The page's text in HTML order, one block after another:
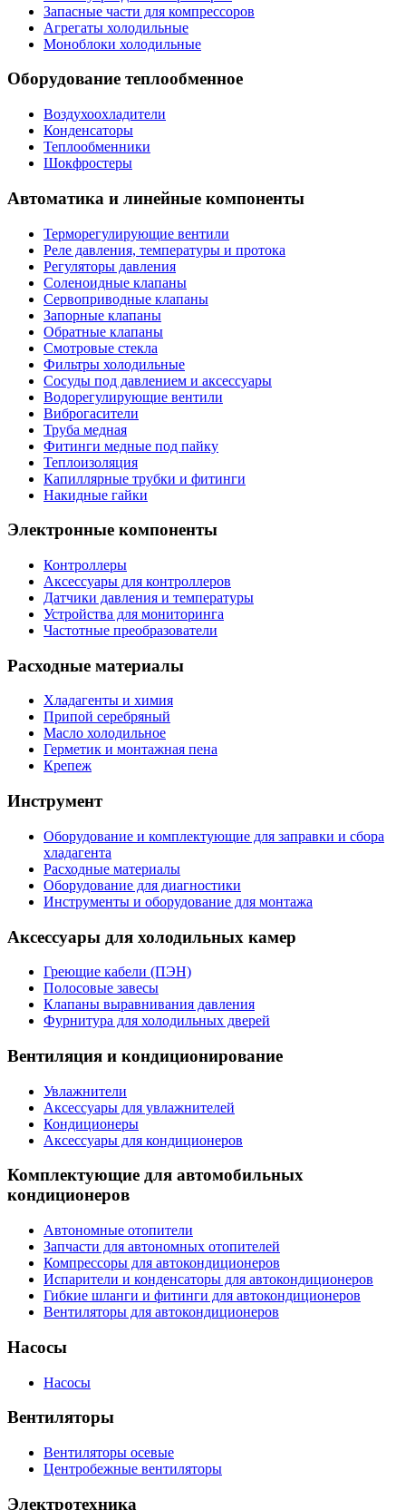
Запасные части для компрессоров
Агрегаты холодильные
Моноблоки холодильные
Оборудование теплообменное
Воздухоохладители
Конденсаторы
Теплообменники
Шокфростеры
Автоматика и линейные компоненты
Терморегулирующие вентили
Реле давления, температуры и протока
Регуляторы давления
Соленоидные клапаны
Сервоприводные клапаны
Запорные клапаны
Обратные клапаны
Смотровые стекла
Фильтры холодильные
Сосуды под давлением и аксессуары
Водорегулирующие вентили
Виброгасители
Труба медная
Фитинги медные под пайку
Теплоизоляция
Капиллярные трубки и фитинги
Накидные гайки
Электронные компоненты
Контроллеры
Аксессуары для контроллеров
Датчики давления и температуры
Устройства для мониторинга
Частотные преобразователи
Расходные материалы
Хладагенты и химия
Припой серебряный
Масло холодильное
Герметик и монтажная пена
Крепеж
Инструмент
Оборудование и комплектующие для заправки и сбора
хладагента
Расходные материалы
Оборудование для диагностики
Инструменты и оборудование для монтажа
Аксессуары для холодильных камер
Греющие кабели (ПЭН)
Полосовые завесы
Клапаны выравнивания давления
Фурнитура для холодильных дверей
Вентиляция и кондиционирование
Увлажнители
Аксессуары для увлажнителей
Кондиционеры
Аксессуары для кондиционеров
Комплектующие для автомобильных
кондиционеров
Автономные отопители
Запчасти для автономных отопителей
Компрессоры для автокондиционеров
Испарители и конденсаторы для автокондиционеров
Гибкие шланги и фитинги для автокондиционеров
Вентиляторы для автокондиционеров
Насосы
Насосы
Вентиляторы
Вентиляторы осевые
Центробежные вентиляторы
Электротехника